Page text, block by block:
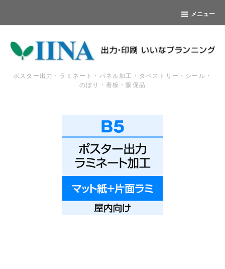
メニュー
ポスター出力・ラミネート・パネル加工・タペストリー・シール・
のぼり・看板・販促品